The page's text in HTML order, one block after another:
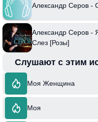
Александр Серов -
Александр Серов
Слез [Розы]
Слушают с этим
Моя Женщина
Моя